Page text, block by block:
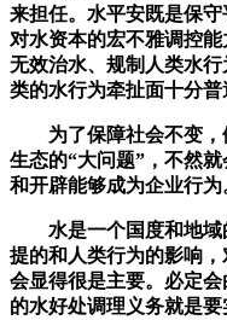
来担任。水平安既是保守
对水资本的宏不雅调控能
无效治水、规制人类水
类的水行为牵扯面十分普
为了保障社会不变，
生态的“大问题”，不然
和开辟能够成为企业行为
水是一个国度和地域
提的和人类行为的影响
会显得很是主要。必定
的水好处调理义务就是